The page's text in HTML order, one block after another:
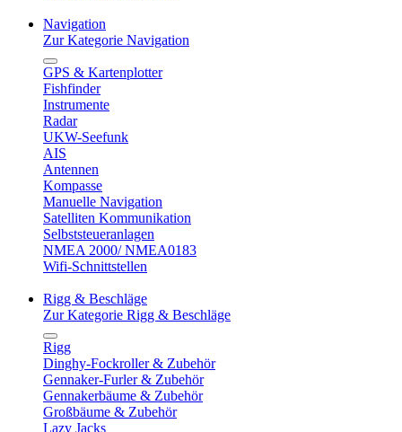
Navigation
Zur Kategorie Navigation
GPS & Kartenplotter
Fishfinder
Instrumente
Radar
UKW-Seefunk
AIS
Antennen
Kompasse
Manuelle Navigation
Satelliten Kommunikation
Selbststeueranlagen
NMEA 2000/ NMEA0183
Wifi-Schnittstellen
Rigg & Beschläge
Zur Kategorie Rigg & Beschläge
Rigg
Dinghy-Fockroller & Zubehör
Gennaker-Furler & Zubehör
Gennakerbäume & Zubehör
Großbäume & Zubehör
Lazy Jacks